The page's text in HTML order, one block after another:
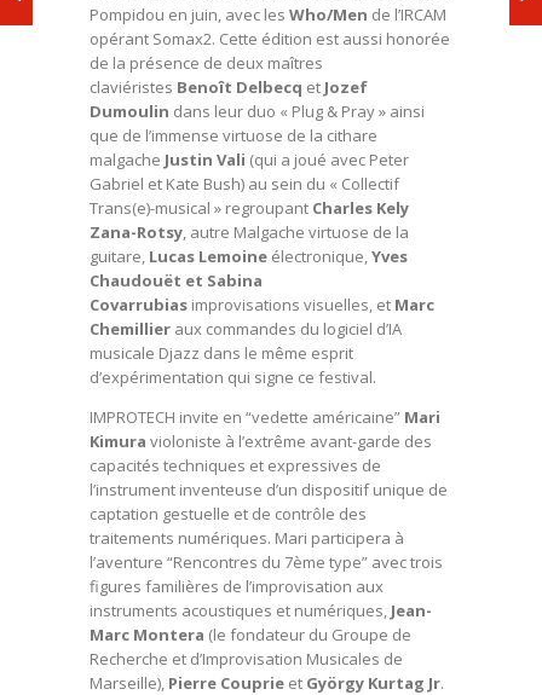
Pompidou en juin, avec les Who/Men de l’IRCAM
opérant Somax2. Cette édition est aussi honorée
de la présence de deux maîtres
claviéristes Benoît Delbecq et Jozef
Dumoulin dans leur duo « Plug & Pray » ainsi
que de l’immense virtuose de la cithare
malgache Justin Vali (qui a joué avec Peter
Gabriel et Kate Bush) au sein du « Collectif
Trans(e)-musical » regroupant Charles Kely
Zana-Rotsy, autre Malgache virtuose de la
guitare, Lucas Lemoine électronique,Yves
Chaudouët et Sabina
Covarrubias improvisations visuelles, et Marc
Chemillier aux commandes du logiciel d’IA
musicale Djazz dans le même esprit
d’expérimentation qui signe ce festival.
IMPROTECH invite en “vedette américaine” Mari
Kimura violoniste à l’extrême avant-garde des
capacités techniques et expressives de
l’instrument inventeuse d’un dispositif unique de
captation gestuelle et de contrôle des
traitements numériques. Mari participera à
l’aventure “Rencontres du 7ème type” avec trois
figures familières de l’improvisation aux
instruments acoustiques et numériques, Jean-
Marc Montera (le fondateur du Groupe de
Recherche et d’Improvisation Musicales de
Marseille), Pierre Couprie et György Kurtag Jr.